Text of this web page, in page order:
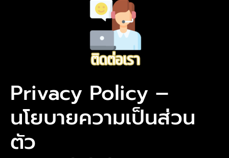
Privacy Policy –
นโยบายความเป็นส่วน
ตัว